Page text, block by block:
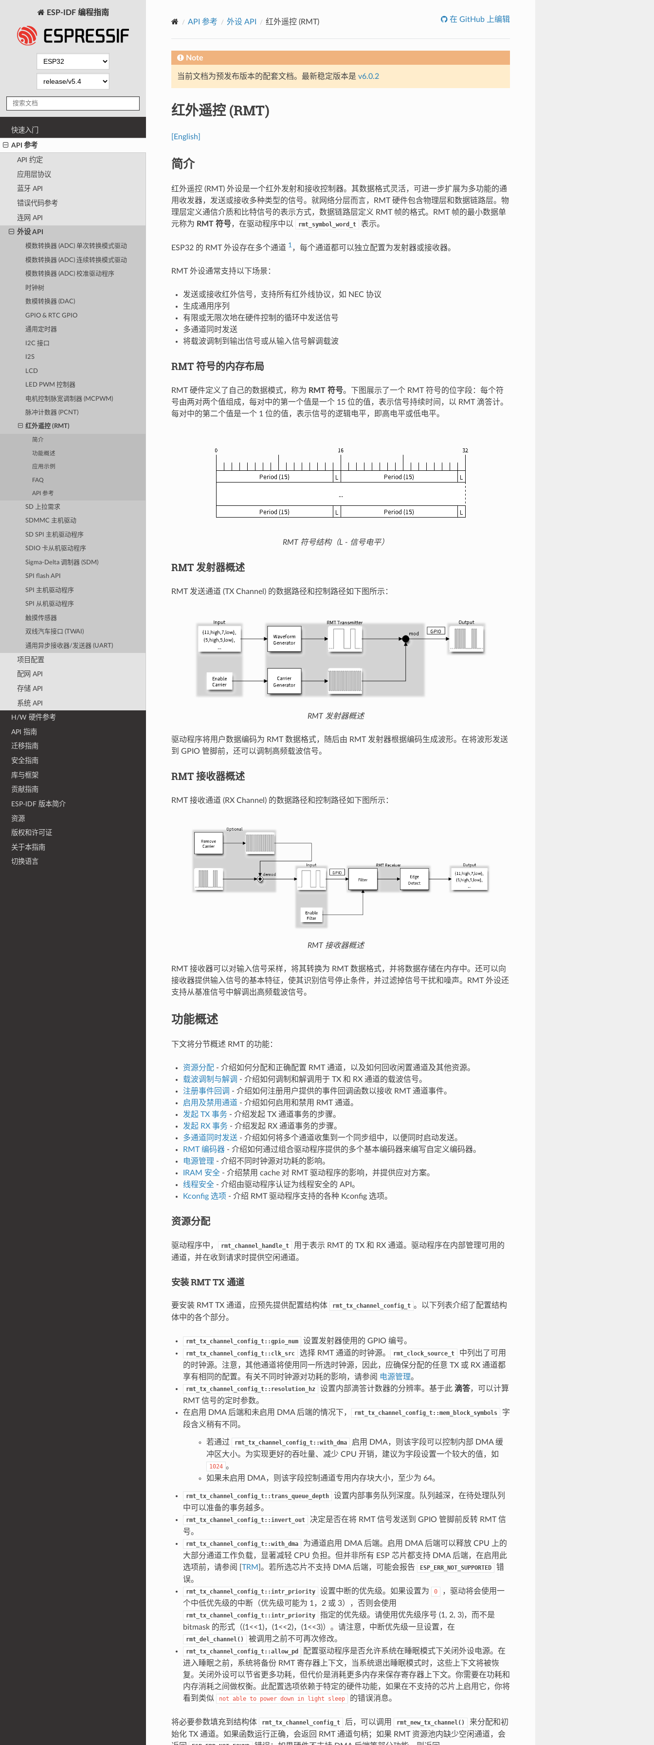
ESP-IDF 编程指南
快速入门
API 参考
API 约定
应用层协议
蓝牙 API
错误代码参考
连网 API
外设 API
模数转换器 (ADC) 单次转换模式驱动
模数转换器 (ADC) 连续转换模式驱动
模数转换器 (ADC) 校准驱动程序
时钟树
数模转换器 (DAC)
GPIO & RTC GPIO
通用定时器
I2C 接口
I2S
LCD
LED PWM 控制器
电机控制脉宽调制器 (MCPWM)
脉冲计数器 (PCNT)
红外遥控 (RMT)
简介
功能概述
应用示例
FAQ
API 参考
SD 上拉需求
SDMMC 主机驱动
SD SPI 主机驱动程序
SDIO 卡从机驱动程序
Sigma-Delta 调制器 (SDM)
SPI flash API
SPI 主机驱动程序
SPI 从机驱动程序
触摸传感器
双线汽车接口 (TWAI)
通用异步接收器/发送器 (UART)
项目配置
配网 API
存储 API
系统 API
H/W 硬件参考
API 指南
迁移指南
安全指南
库与框架
贡献指南
ESP-IDF 版本简介
资源
版权和许可证
关于本指南
切换语言
API 参考 外设 API 红外遥控 (RMT) 在 GitHub 上编辑
Note
当前文档为预发布版本的配套文档。最新稳定版本是 v6.0.2
红外遥控 (RMT)
[English]
简介
红外遥控 (RMT) 外设是一个红外发射和接收控制器。其数据格式灵活，可进一步扩展为多功能的通
用收发器，发送或接收多种类型的信号。就网络分层而言，RMT 硬件包含物理层和数据链路层。物
理层定义通信介质和比特信号的表示方式，数据链路层定义 RMT 帧的格式。RMT 帧的最小数据单
元称为 RMT 符号，在驱动程序中以 rmt_symbol_word_t 表示。
ESP32 的 RMT 外设存在多个通道 1，每个通道都可以独立配置为发射器或接收器。
RMT 外设通常支持以下场景：
发送或接收红外信号，支持所有红外线协议，如 NEC 协议
生成通用序列
有限或无限次地在硬件控制的循环中发送信号
多通道同时发送
将载波调制到输出信号或从输入信号解调载波
RMT 符号的内存布局
RMT 硬件定义了自己的数据模式，称为 RMT 符号。下图展示了一个 RMT 符号的位字段：每个符
号由两对两个值组成，每对中的第一个值是一个 15 位的值，表示信号持续时间，以 RMT 滴答计。
每对中的第二个值是一个 1 位的值，表示信号的逻辑电平，即高电平或低电平。
RMT 符号结构（L - 信号电平）
RMT 发射器概述
RMT 发送通道 (TX Channel) 的数据路径和控制路径如下图所示：
RMT 发射器概述
驱动程序将用户数据编码为 RMT 数据格式，随后由 RMT 发射器根据编码生成波形。在将波形发送
到 GPIO 管脚前，还可以调制高频载波信号。
RMT 接收器概述
RMT 接收通道 (RX Channel) 的数据路径和控制路径如下图所示：
RMT 接收器概述
RMT 接收器可以对输入信号采样，将其转换为 RMT 数据格式，并将数据存储在内存中。还可以向
接收器提供输入信号的基本特征，使其识别信号停止条件，并过滤掉信号干扰和噪声。RMT 外设还
支持从基准信号中解调出高频载波信号。
功能概述
下文将分节概述 RMT 的功能：
资源分配- 介绍如何分配和正确配置 RMT 通道，以及如何回收闲置通道及其他资源。
载波调制与解调 - 介绍如何调制和解调用于 TX 和 RX 通道的载波信号。
注册事件回调 - 介绍如何注册用户提供的事件回调函数以接收 RMT 通道事件。
启用及禁用通道- 介绍如何启用和禁用 RMT 通道。
发起 TX 事务- 介绍发起 TX 通道事务的步骤。
发起 RX 事务- 介绍发起 RX 通道事务的步骤。
多通道同时发送- 介绍如何将多个通道收集到一个同步组中，以便同时启动发送。
RMT 编码器- 介绍如何通过组合驱动程序提供的多个基本编码器来编写自定义编码器。
电源管理 - 介绍不同时钟源对功耗的影响。
IRAM 安全- 介绍禁用 cache 对 RMT 驱动程序的影响，并提供应对方案。
线程安全- 介绍由驱动程序认证为线程安全的 API。
Kconfig 选项 - 介绍 RMT 驱动程序支持的各种 Kconfig 选项。
资源分配
驱动程序中， rmt_channel_handle_t
用于表示 RMT 的 TX 和 RX 通道。驱动程序在内部管理可用的
通道，并在收到请求时提供空闲通道。
安装 RMT TX 通道
要安装 RMT TX 通道，应预先提供配置结构体 rmt_tx_channel_config_t 。以下列表介绍了配置结构
体中的各个部分。
rmt_tx_channel_config_t::gpio_num 设置发射器使用的 GPIO 编号。
rmt_tx_channel_config_t::clk_src 选择 RMT 通道的时钟源。 rmt_clock_source_t
中列出了可用
的时钟源。注意，其他通道将使用同一所选时钟源，因此，应确保分配的任意 TX 或 RX 通道都
享有相同的配置。有关不同时钟源对功耗的影响，请参阅 电源管理。
rmt_tx_channel_config_t::resolution_hz 设置内部滴答计数器的分辨率。基于此 滴答，可以计算
RMT 信号的定时参数。
在启用 DMA 后端和未启用 DMA 后端的情况下，
rmt_tx_channel_config_t::mem_block_symbols
字
段含义稍有不同。
若通过 rmt_tx_channel_config_t::with_dma
启用 DMA，则该字段可以控制内部 DMA 缓
冲区大小。为实现更好的吞吐量、减少 CPU 开销，建议为字段设置一个较大的值，如
1024 。
如果未启用 DMA，则该字段控制通道专用内存块大小，至少为 64。
rmt_tx_channel_config_t::trans_queue_depth
设置内部事务队列深度。队列越深，在待处理队列
中可以准备的事务越多。
rmt_tx_channel_config_t::invert_out
决定是否在将 RMT 信号发送到 GPIO 管脚前反转 RMT 信
号。
rmt_tx_channel_config_t::with_dma
为通道启用 DMA 后端。启用 DMA 后端可以释放 CPU 上的
大部分通道工作负载，显著减轻 CPU 负担。但并非所有 ESP 芯片都支持 DMA 后端，在启用此
选项前，请参阅 [TRM]。若所选芯片不支持 DMA 后端，可能会报告 ESP_ERR_NOT_SUPPORTED
错
误。
rmt_tx_channel_config_t::intr_priority 设置中断的优先级。如果设置为 0
，驱动将会使用一
个中低优先级的中断（优先级可能为 1，2 或 3），否则会使用
rmt_tx_channel_config_t::intr_priority
指定的优先级。请使用优先级序号 (1, 2, 3)，而不是
bitmask 的形式（(1<<1)，(1<<2)，(1<<3)）。请注意，中断优先级一旦设置，在
rmt_del_channel() 被调用之前不可再次修改。
rmt_tx_channel_config_t::allow_pd
配置驱动程序是否允许系统在睡眠模式下关闭外设电源。在
进入睡眠之前，系统将备份 RMT 寄存器上下文，当系统退出睡眠模式时，这些上下文将被恢
复。关闭外设可以节省更多功耗，但代价是消耗更多内存来保存寄存器上下文。你需要在功耗和
内存消耗之间做权衡。此配置选项依赖于特定的硬件功能，如果在不支持的芯片上启用它，你将
看到类似
not able to power down in light sleep 的错误消息。
将必要参数填充到结构体 rmt_tx_channel_config_t 后，可以调用 rmt_new_tx_channel()
来分配和初
始化 TX 通道。如果函数运行正确，会返回 RMT 通道句柄；如果 RMT 资源池内缺少空闲通道，会